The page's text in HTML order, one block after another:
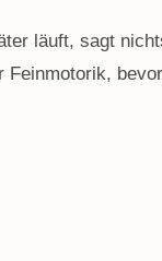
läuft, sagt